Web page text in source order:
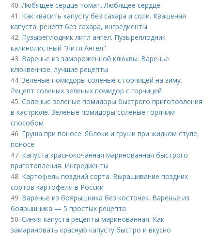
40.Любящее сердце томат. Любящее сердце
41. Как квасить капусту без сахара и соли. Квашеная
капуста: рецепт без сахара, ингредиенты
42. Пузыреплодник литл ангел. Пузыреплодник
калинолистный "Литл Ангел"
43. Варенье из замороженной клюквы. Варенье
клюквенное: лучшие рецепты
44.Зеленые помидоры соленые с горчицей на зиму.
Рецепт соленых зеленых помидор с горчицей
45.Соленые зеленые помидоры быстрого приготовления
в кастрюле. Зеленые помидоры соленые горячим
способом
46. Груша при поносе. Яблоки и груши при жидком стуле,
поносе
47. Капуста краснокочанная маринованная быстрого
приготовления. Ингредиенты
48. Картофель поздний сорта. Выращивание поздних
сортов картофеля в России
49. Варенье из боярышника без косточек. Варенье из
боярышника — 5 простых рецепта
50.Синяя капуста рецепты маринованная. Как
замариновать красную капусту быстро и вкусно